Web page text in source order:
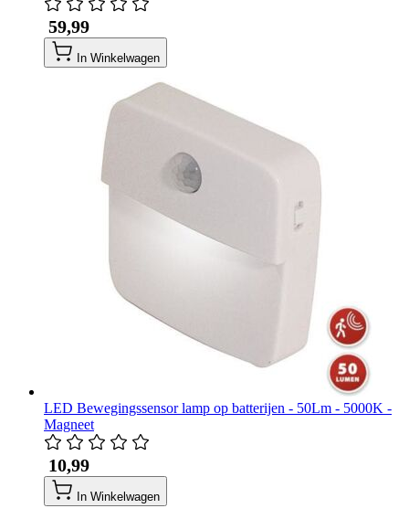
​ 59,99
In Winkelwagen
LED Bewegingssensor lamp op batterijen - 50Lm - 5000K -
Magneet
​ 10,99
In Winkelwagen